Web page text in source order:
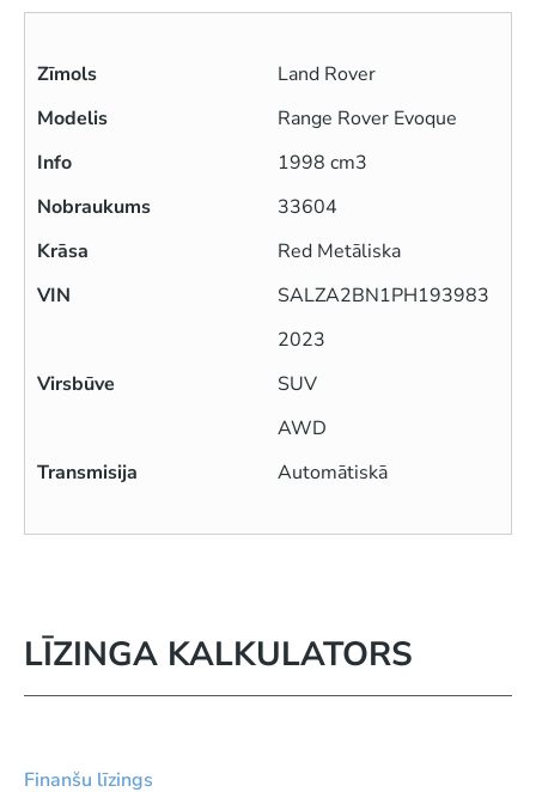
Zīmols
Land Rover
Modelis
Range Rover Evoque
Info
1998 cm3
Nobraukums
33604
Krāsa
Red Metāliska
VIN
SALZA2BN1PH193983
2023
Virsbūve
SUV
AWD
Transmisija
Automātiskā
LĪZINGA KALKULATORS
Finanšu līzings